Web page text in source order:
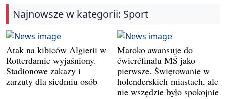
Najnowsze w kategorii: Sport
Atak na kibiców Algierii w
Rotterdamie wyjaśniony.
Stadionowe zakazy i
zarzuty dla siedmiu osób
Maroko awansuje do
ćwierćfinału MŚ jako
pierwsze. Świętowanie w
holenderskich miastach, ale
nie wszędzie było spokojnie